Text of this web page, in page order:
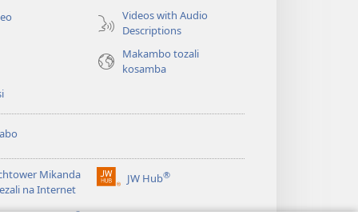
Videos with Audio
Descriptions
Makambo tozali
kosamba
Mikanda
na Internet
JW Hub®
(fungolá
mosusu)
®